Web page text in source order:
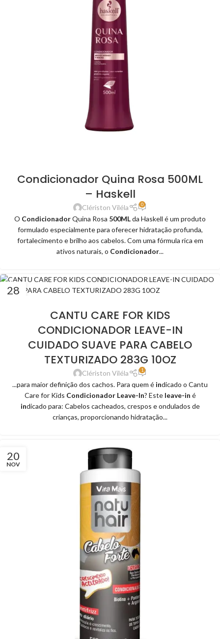
Condicionador Quina Rosa 500ML
– Haskell
Clériston Viléla 0
O CondicionadorQuina Rosa 500MLda Haskell é um produto
formulado especialmente para oferecer hidratação profunda,
fortalecimento e brilho aos cabelos. Com uma fórmula rica em
ativos naturais, o Condicionador...
28
CANTU CARE FOR KIDS
CONDICIONADOR LEAVE-IN
CUIDADO SUAVE PARA CABELO
TEXTURIZADO 283G 10OZ
Clériston Viléla 1
...para maior definição dos cachos. Para quem é indicado o Cantu
Care for Kids Condicionador Leave-In? Este leave-in é
indicado para: Cabelos cacheados, crespos e ondulados de
crianças, proporcionando hidratação...
20
NOV